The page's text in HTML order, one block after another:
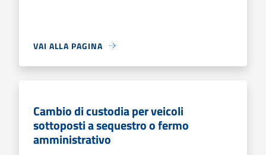
VAI ALLA PAGINA
Cambio di custodia per veicoli
sottoposti a sequestro o fermo
amministrativo